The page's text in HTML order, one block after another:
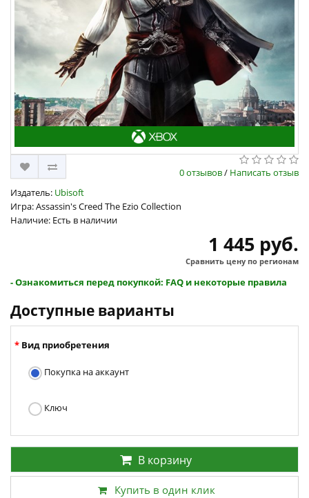
0 отзывов/ Написать отзыв
Издатель: Ubisoft
Игра: Assassin's Creed The Ezio Collection
Наличие: Есть в наличии
1 445 руб.
Сравнить цену по регионам
- Ознакомиться перед покупкой: FAQ и некоторые правила
Доступные варианты
Вид приобретения
Покупка на аккаунт
Ключ
В корзину
Купить в один клик